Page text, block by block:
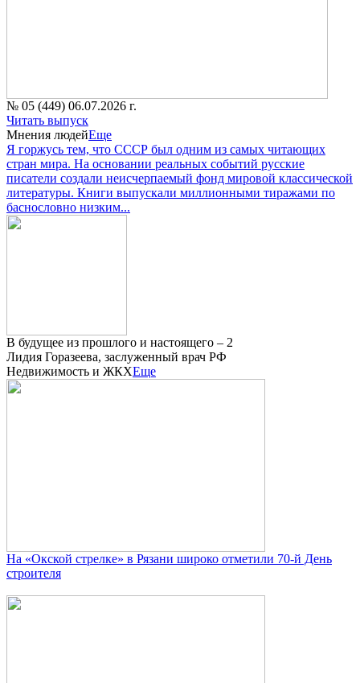
№ 05 (449) 06.07.2026 г.
Читать выпуск
Мнения людейЕще
Я горжусь тем, что СССР был одним из самых читающих
стран мира. На основании реальных событий русские
писатели создали неисчерпаемый фонд мировой классической
литературы. Книги выпускали миллионными тиражами по
баснословно низким...
В будущее из прошлого и настоящего – 2
Лидия Горазеева, заслуженный врач РФ
Недвижимость и ЖКХЕще
На «Окской стрелке» в Рязани широко отметили 70-й День
строителя